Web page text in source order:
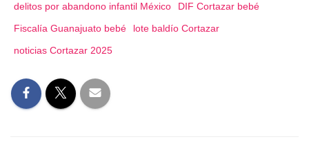
delitos por abandono infantil México
DIF Cortazar bebé
Fiscalía Guanajuato bebé
lote baldío Cortazar
noticias Cortazar 2025